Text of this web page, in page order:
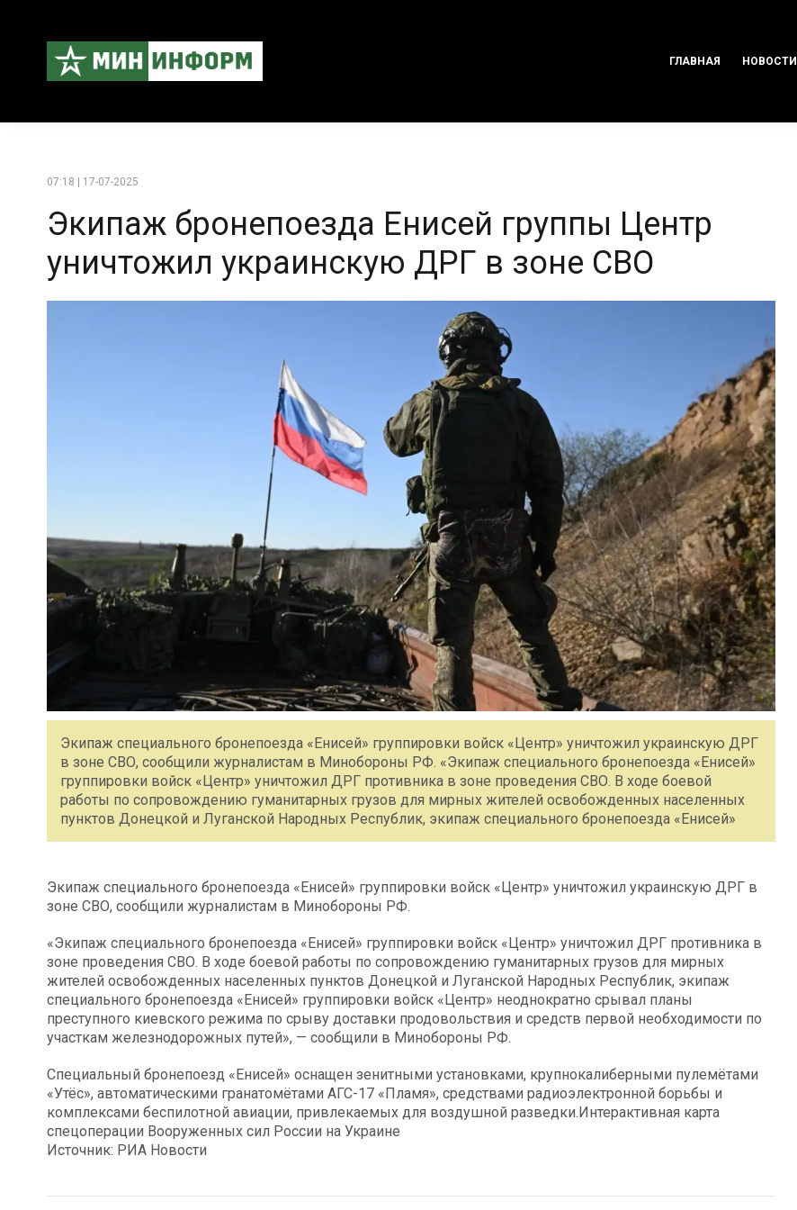
ГЛАВНАЯ НОВОСТИ
07:18 | 17-07-2025
Экипаж бронепоезда Енисей группы Центр
уничтожил украинскую ДРГ в зоне СВО
Экипаж специального бронепоезда «Енисей» группировки войск «Центр» уничтожил украинскую ДРГ
в зоне СВО, сообщили журналистам в Минобороны РФ. «Экипаж специального бронепоезда «Енисей»
группировки войск «Центр» уничтожил ДРГ противника в зоне проведения СВО. В ходе боевой
работы по сопровождению гуманитарных грузов для мирных жителей освобожденных населенных
пунктов Донецкой и Луганской Народных Республик, экипаж специального бронепоезда «Енисей»
Экипаж специального бронепоезда «Енисей» группировки войск «Центр» уничтожил украинскую ДРГ в
зоне СВО, сообщили журналистам в Минобороны РФ.
«Экипаж специального бронепоезда «Енисей» группировки войск «Центр» уничтожил ДРГ противника в
зоне проведения СВО. В ходе боевой работы по сопровождению гуманитарных грузов для мирных
жителей освобожденных населенных пунктов Донецкой и Луганской Народных Республик, экипаж
специального бронепоезда «Енисей» группировки войск «Центр» неоднократно срывал планы
преступного киевского режима по срыву доставки продовольствия и средств первой необходимости по
участкам железнодорожных путей», — сообщили в Минобороны РФ.
Специальный бронепоезд «Енисей» оснащен зенитными установками, крупнокалиберными пулемётами
«Утёс», автоматическими гранатомётами АГС-17 «Пламя», средствами радиоэлектронной борьбы и
комплексами беспилотной авиации, привлекаемых для воздушной разведки.Интерактивная карта
спецоперации Вооруженных сил России на Украине
Источник: РИА Новости